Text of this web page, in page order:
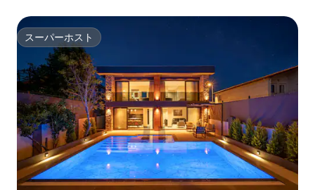
スーパーホスト
スーパーホスト